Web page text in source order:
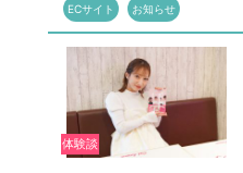
ECサイト お知らせ
体験談